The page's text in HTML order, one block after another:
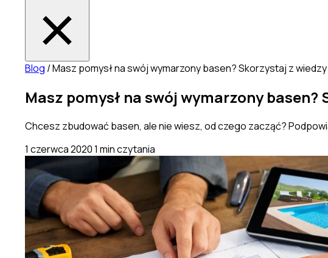
Blog /Masz pomysł na swój wymarzony basen? Skorzystaj z
Masz pomysł na swój wymarzony
Chcesz zbudować basen, ale nie wiesz, od czego zacząć?
1 czerwca 20201 min czytania